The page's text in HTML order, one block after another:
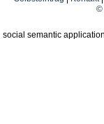
©
social semantic